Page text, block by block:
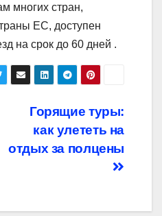
многих стран,
ЕС, доступен
на срок до 60 дней .
Горящие туры:
как улететь на
отдых за полцены